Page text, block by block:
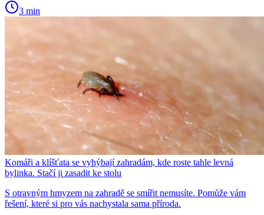
3 min
Komáři a klíšťata se vyhýbají zahradám, kde roste tahle levná
bylinka. Stačí ji zasadit ke stolu
S otravným hmyzem na zahradě se smířit nemusíte. Pomůže vám
řešení, které si pro vás nachystala sama příroda.